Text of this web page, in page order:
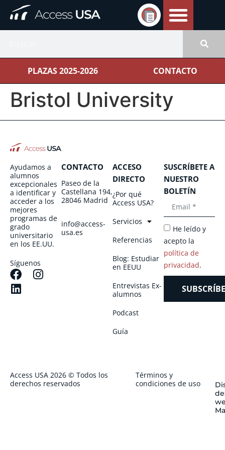
PLAZAS 2025-2026 CONTACTO
Bristol University
Ayudamos a
alumnos
excepcionales
a identificar y
acceder a los
mejores
programas de
grado
universitario
en los EE.UU.
Síguenos
CONTACTO
Paseo de la
Castellana 194,
28046 Madrid
info@access-
usa.es
ACCESO
DIRECTO
¿Por qué
Access USA?
Servicios
Referencias
Blog: Estudiar
en EEUU
Entrevistas Ex-
alumnos
Podcast
Guía
SUSCRÍBETE A
NUESTRO
BOLETÍN
He leído y
acepto la
política de
privacidad.
Access USA 2026 © Todos los
derechos reservados
Términos y
condiciones de uso